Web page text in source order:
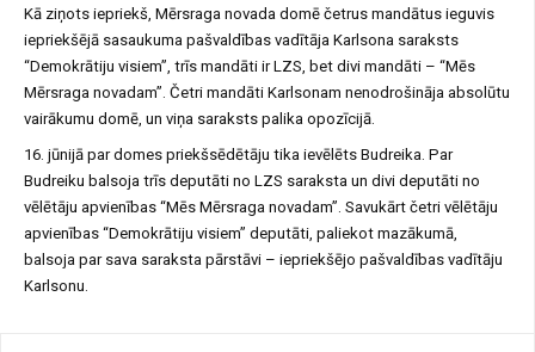
Kā ziņots iepriekš, Mērsraga novada domē četrus mandātus ieguvis
iepriekšējā sasaukuma pašvaldības vadītāja Karlsona saraksts
“Demokrātiju visiem”, trīs mandāti ir LZS, bet divi mandāti – “Mēs
Mērsraga novadam”. Četri mandāti Karlsonam nenodrošināja absolūtu
vairākumu domē, un viņa saraksts palika opozīcijā.
16. jūnijā par domes priekšsēdētāju tika ievēlēts Budreika. Par
Budreiku balsoja trīs deputāti no LZS saraksta un divi deputāti no
vēlētāju apvienības “Mēs Mērsraga novadam”. Savukārt četri vēlētāju
apvienības “Demokrātiju visiem” deputāti, paliekot mazākumā,
balsoja par sava saraksta pārstāvi – iepriekšējo pašvaldības vadītāju
Karlsonu.